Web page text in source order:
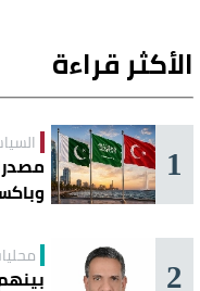
الأكثر قراءة
1
2